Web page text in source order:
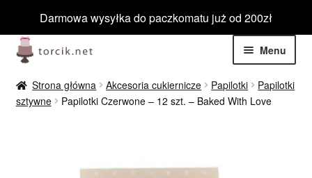
Darmowa wysyłka do paczkomatu już od 200zł
Przejdź
do
nawigacji
Przejdź
do
treści
Menu
Jadalne
Rozwiń
Strona główna Akcesoria cukiernicze Papilotki
Papilotki
sztywne
Papilotki Czerwone – 12 szt. – Baked With Love